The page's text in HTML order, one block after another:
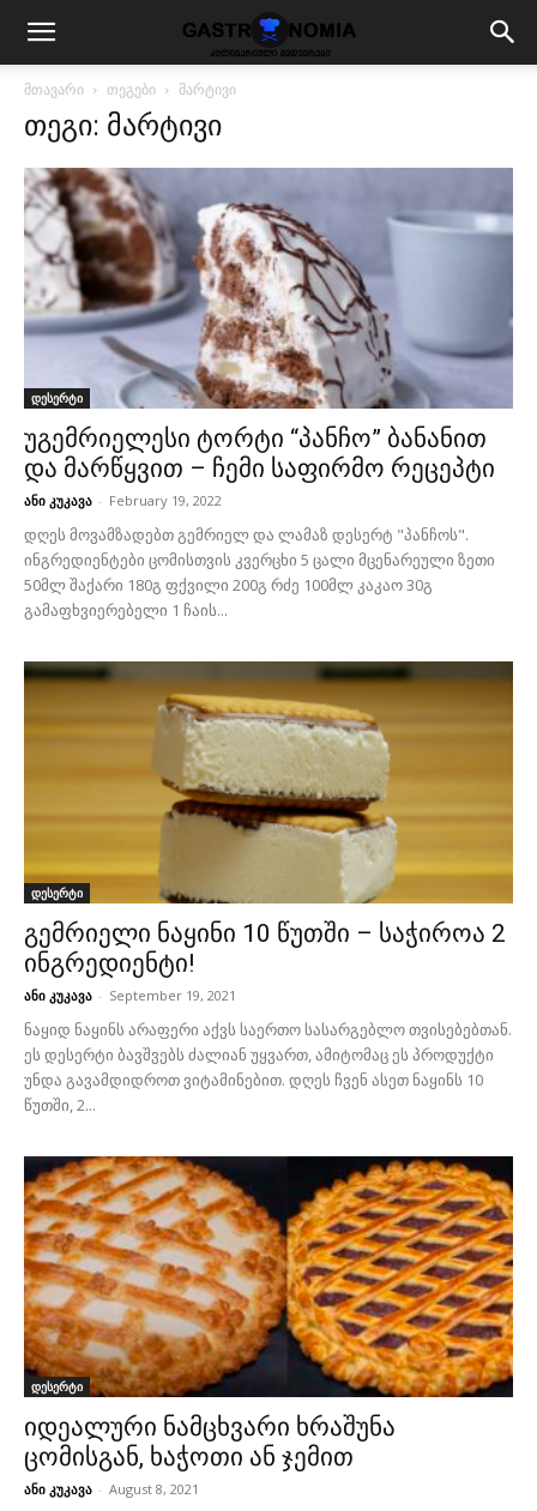
მთავარი თეგები მარტივი
თეგი: მარტივი
დესერტი
უგემრიელესი ტორტი “პანჩო” ბანანით
და მარწყვით – ჩემი საფირმო რეცეპტი
ანი კუკავა - February 19, 2022
დღეს მოვამზადებთ გემრიელ და ლამაზ დესერტ "პანჩოს".
ინგრედიენტები ცომისთვის კვერცხი 5 ცალი მცენარეული ზეთი
50მლ შაქარი 180გ ფქვილი 200გ რძე 100მლ კაკაო 30გ
გამაფხვიერებელი 1 ჩაის...
დესერტი
გემრიელი ნაყინი 10 წუთში – საჭიროა 2
ინგრედიენტი!
ანი კუკავა - September 19, 2021
ნაყიდ ნაყინს არაფერი აქვს საერთო სასარგებლო თვისებებთან.
ეს დესერტი ბავშვებს ძალიან უყვართ, ამიტომაც ეს პროდუქტი
უნდა გავამდიდროთ ვიტამინებით. დღეს ჩვენ ასეთ ნაყინს 10
წუთში, 2...
დესერტი
იდეალური ნამცხვარი ხრაშუნა
ცომისგან, ხაჭოთი ან ჯემით
ანი კუკავა - August 8, 2021